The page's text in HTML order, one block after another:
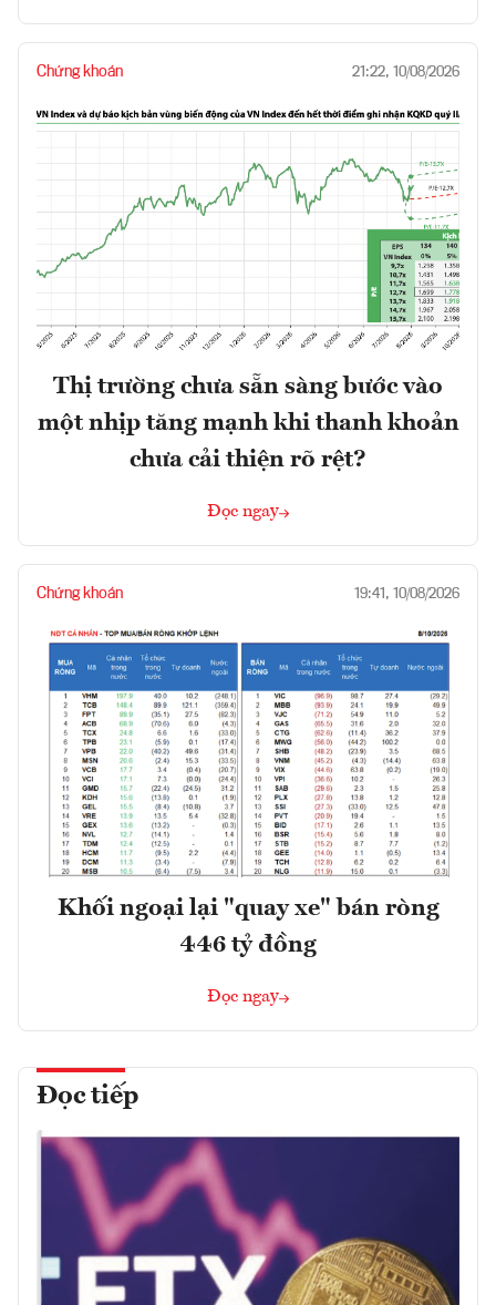
Chứng khoán 21:22, 10/08/2026
Thị trường chưa sẵn sàng bước vào
một nhịp tăng mạnh khi thanh khoản
chưa cải thiện rõ rệt?
Đọc ngay
Chứng khoán 19:41, 10/08/2026
Khối ngoại lại "quay xe" bán ròng
446 tỷ đồng
Đọc ngay
Đọc tiếp